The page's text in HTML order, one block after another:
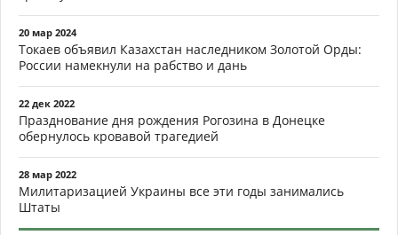
20 мар 2024
Токаев объявил Казахстан наследником Золотой Орды:
России намекнули на рабство и дань
22 дек 2022
Празднование дня рождения Рогозина в Донецке
обернулось кровавой трагедией
28 мар 2022
Милитаризацией Украины все эти годы занимались
Штаты